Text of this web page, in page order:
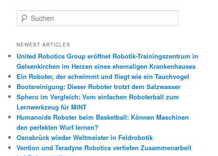
u
h
n
NEWEST ARTICLES
United Robotics Group eröffnet Robotik-Trainingszentrum in
Gelsenkirchen im Herzen eines ehemaligen Krankenhauses
Ein Roboter, der schwimmt und fliegt wie ein Tauchvogel
Bootsreinigung: Dieser Roboter trotzt dem Salzwasser
Sphero im Vergleich: Vom einfachen Roboterball zum
Lernwerkzeug für MINT
Humanoide Roboter beim Basketball: Können Maschinen
den perfekten Wurf lernen?
Osnabrück wieder Weltmeister in Feldrobotik
Vention und Teradyne Robotics vertiefen Zusammenarbeit